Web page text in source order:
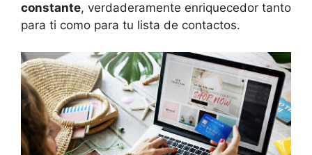
constante, verdaderamente enriquecedor tanto
para ti como para tu lista de contactos.